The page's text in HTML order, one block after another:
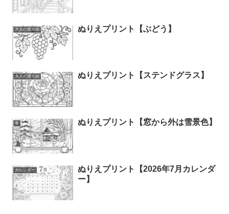
大人の塗り絵 ぬりえプリント【ぶどう】
大人の塗り絵 ぬりえプリント【ステンドグラス】
冬 ぬりえプリント【窓から外は雪景色】
カレンダー
ぬりえプリント【2026年7月カレンダ
ー】